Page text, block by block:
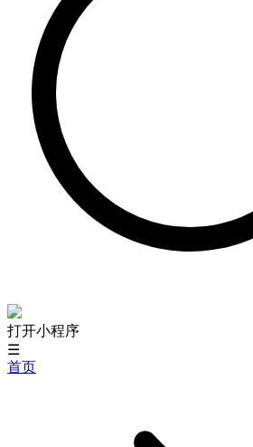
打开小程序
☰
首页